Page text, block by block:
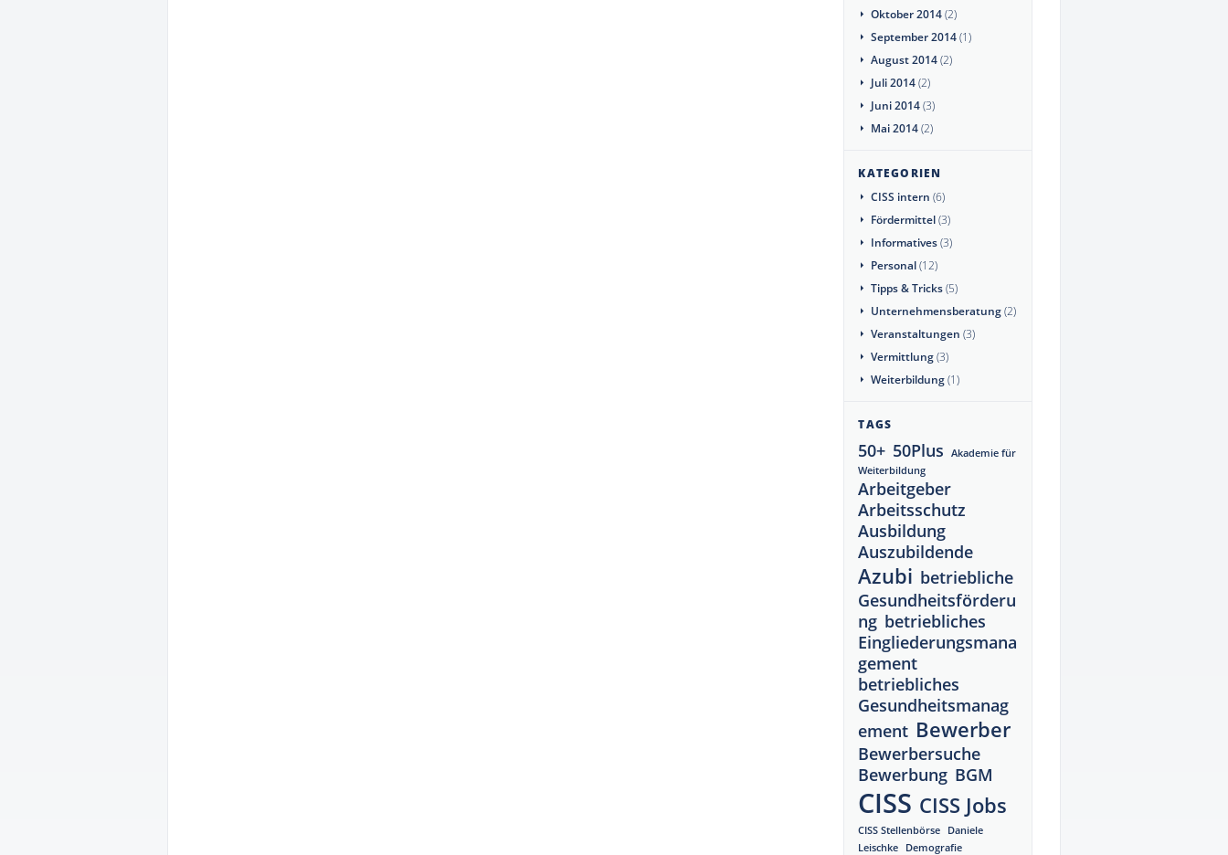
Oktober 2014(2)
September 2014(1)
August 2014(2)
Juli 2014(2)
Juni 2014(3)
Mai 2014(2)
KATEGORIEN
CISS intern (6)
Fördermittel(3)
Informatives(3)
Personal(12)
Tipps & Tricks(5)
Unternehmensberatung(2)
Veranstaltungen (3)
Vermittlung(3)
Weiterbildung(1)
TAGS
50+ 50Plus
Akademie für
Weiterbildung
Arbeitgeber
Arbeitsschutz
Ausbildung
Auszubildende
Azubi betriebliche
Gesundheitsförderu
ng betriebliches
Eingliederungsmana
gement
betriebliches
Gesundheitsmanag
ement Bewerber
Bewerbersuche
Bewerbung BGM
CISS CISS Jobs
CISS Stellenbörse
Daniele
Leischke
Demografie